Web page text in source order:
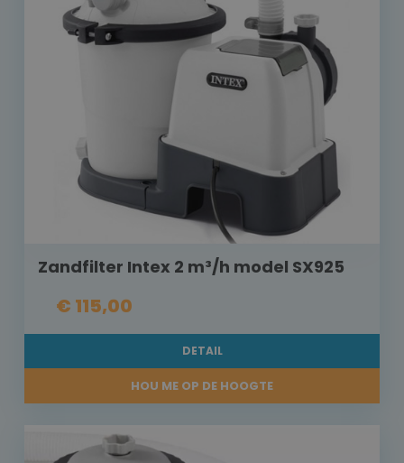
Zandfilter Intex 2 m³/h model SX925
€ 115,00
DETAIL
HOU ME OP DE HOOGTE